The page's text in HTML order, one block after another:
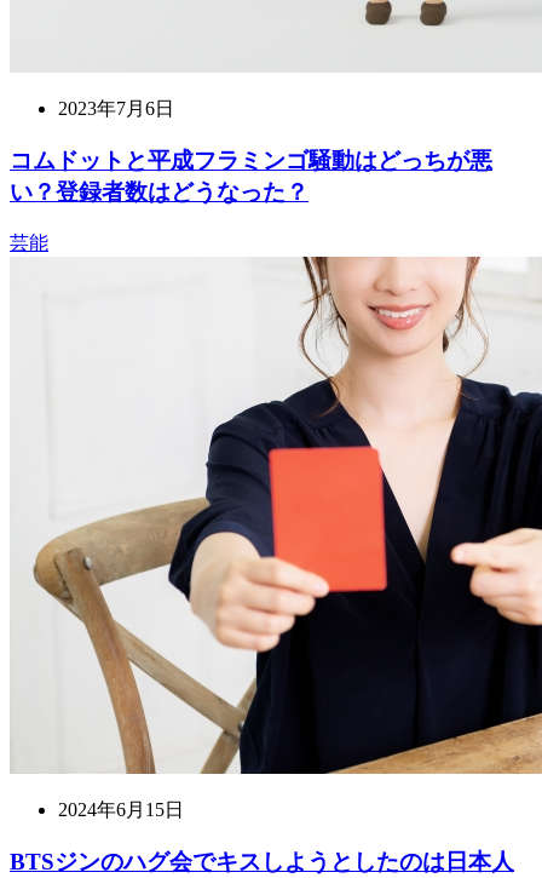
2023年7月6日
コムドットと平成フラミンゴ騒動はどっちが悪
い？登録者数はどうなった？
芸能
2024年6月15日
BTSジンのハグ会でキスしようとしたのは日本人